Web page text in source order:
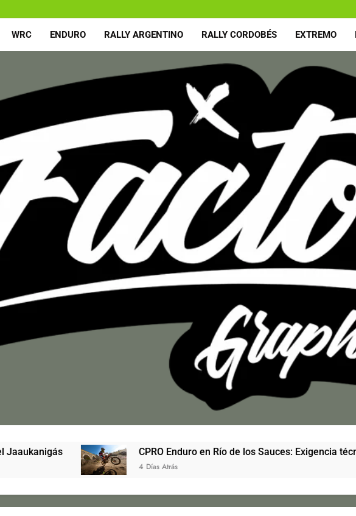
WRC ENDURO RALLY ARGENTINO RALLY CORDOBÉS EXTREMO
CPRO Enduro en Río de los Sauces: Exigencia técnica, récord de
4 Días Atrás